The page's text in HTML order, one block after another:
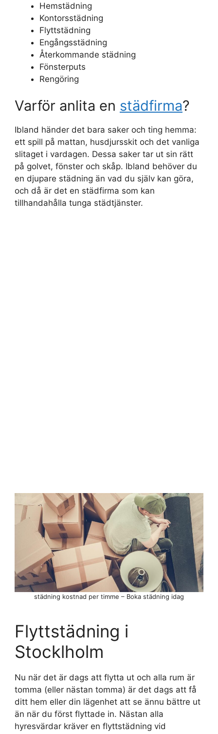
Hemstädning
Kontorsstädning
Flyttstädning
Engångsstädning
Återkommande städning
Fönsterputs
Rengöring
Varför anlita en städfirma?
Ibland händer det bara saker och ting hemma:
ett spill på mattan, husdjursskit och det vanliga
slitaget i vardagen. Dessa saker tar ut sin rätt
på golvet, fönster och skåp. Ibland behöver du
en djupare städning än vad du själv kan göra,
och då är det en städfirma som kan
tillhandahålla tunga städtjänster.
Flyttstädning i
Stocklholm
Nu när det är dags att flytta ut och alla rum är
tomma (eller nästan tomma) är det dags att få
ditt hem eller din lägenhet att se ännu bättre ut
än när du först flyttade in. Nästan alla
hyresvärdar kräver en flyttstädning vid
städning kostnad per timme – Boka städning idag